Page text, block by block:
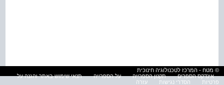
© מטח - המרכז לטכנולוגיה חינוכית
אינדקס הספרים
תקנון הספרייה על הספרייה
תנאי שימוש באתר והגנה על
פרטיות
הסדרי נגישות עזרה